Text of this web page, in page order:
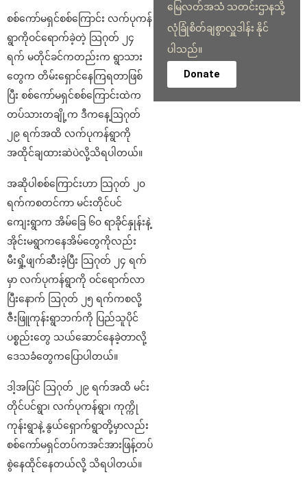
စစ်ကော်မရှင်စစ်ကြောင်း လက်ပုကန်
ရွာကိုဝင်ရောက်ခဲ့တဲ့ သြဂုတ် ၂၄
ရက် မတိုင်ခင်ကတည်းက ရွာသား
တွေက တိမ်းရှောင်နေကြရတာဖြစ်
ပြီး စစ်ကော်မရှင်စစ်ကြောင်းထဲက
တပ်သားတချို့က ဒီကနေ့ဩဂုတ်
၂၉ ရက်အထိ လက်ပုကန်ရွာကို
အထိုင်ချထားဆဲပဲလို့သိရပါတယ်။
အဆိုပါစစ်ကြောင်းဟာ သြဂုတ် ၂၀
ရက်ကစတင်ကာ မင်းတိုင်ပင်
ကျေးရွာက အိမ်ခြေ ၆၀ ရာခိုင်နှုန်းနဲ့
အိုင်းမရွာကနေအိမ်တွေကိုလည်း
မီးရှို့ဖျက်ဆီးခဲ့ပြီး သြဂုတ် ၂၄ ရက်
မှာ လက်ပုကန်ရွာကို ဝင်ရောက်လာ
ပြီးနောက် ဩဂုတ် ၂၅ ရက်ကစလို့
ဇီးဖြူကုန်းရွာဘက်ကို ပြည်သူပိုင်
ပစ္စည်းတွေ သယ်ဆောင်နေခဲ့တာလို့
ဒေသခံတွေကပြောပါတယ်။
ဒါ့အပြင် ဩဂုတ် ၂၉ ရက်အထိ မင်း
တိုင်ပင်ရွာ၊ လက်ပုကန်ရွာ၊ ကုက္ကို
ကုန်းရွာနဲ့ နွယ်ရှောက်ရွာတို့မှာလည်း
စစ်ကော်မရှင်တပ်ကအင်အားဖြန့်တပ်
စွဲနေထိုင်နေတယ်လို့ သိရပါတယ်။
မြေလတ်အသံ သတင်းဌာနသို့
လုံခြုံစိတ်ချစွာလှူဒါန်း နိုင်
ပါသည်။
Donate